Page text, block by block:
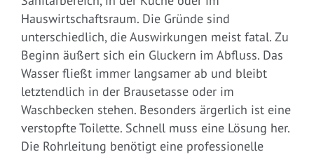
Hauswirtschaftsraum. Die Gründe sind
unterschiedlich, die Auswirkungen meist fatal. Zu
Beginn äußert sich ein Gluckern im Abfluss. Das
Wasser fließt immer langsamer ab und bleibt
letztendlich in der Brausetasse oder im
Waschbecken stehen. Besonders ärgerlich ist eine
verstopfte Toilette. Schnell muss eine Lösung her.
Die Rohrleitung benötigt eine professionelle